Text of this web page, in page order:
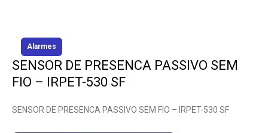
Alarmes
SENSOR DE PRESENCA PASSIVO SEM
FIO – IRPET-530 SF
SENSOR DE PRESENCA PASSIVO SEM FIO – IRPET-530 SF